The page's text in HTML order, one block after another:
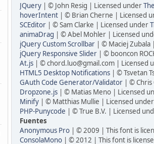
JQuery | © John Resig | Licensed under
hoverIntent | © Brian Cherne | Licensed
SCEditor | © Sam Clarke | Licensed under
animaDrag | © Abel Mohler | Licensed
jQuery Custom Scrollbar | © Maciej Zubala
jQuery Responsive Slider | © booncon
At.js | © chord.luo@gmail.com | Licensed
HTML5 Desktop Notifications | © Tsvetan
GAuth Code Generator/Validator | ©
Dropzone.js | © Matias Meno | Licensed
Minify | © Matthias Mullie | Licensed under
PHP-Punycode | © True B.V. | Licensed
Fuentes
Anonymous Pro | © 2009 | This font is
ConsolaMono | © 2012 | This font is